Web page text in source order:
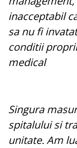
inacceptabil
sa nu fi
conditii
medical
Singura
spitalului si
unitate. Am